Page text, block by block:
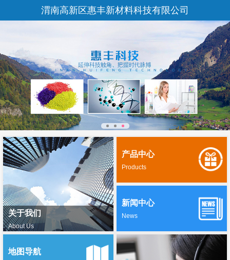
渭南高新区惠丰新材料科技有限公司
关于我们
About Us
产品中心
Products
新闻中心
News
地图导航